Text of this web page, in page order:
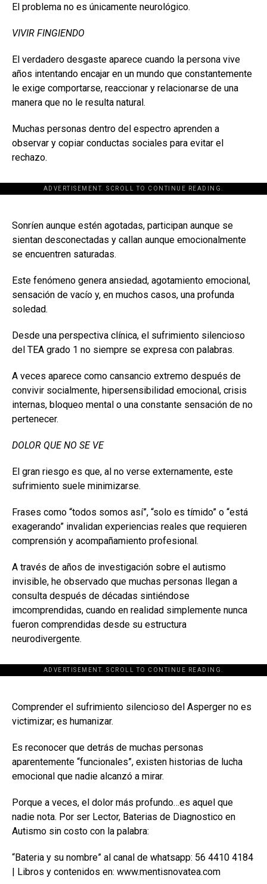
El problema no es únicamente neurológico.
VIVIR FINGIENDO
El verdadero desgaste aparece cuando la persona vive
años intentando encajar en un mundo que constantemente
le exige comportarse, reaccionar y relacionarse de una
manera que no le resulta natural.
Muchas personas dentro del espectro aprenden a
observar y copiar conductas sociales para evitar el
rechazo.
ADVERTISEMENT. SCROLL TO CONTINUE READING.
[adsforwp id="243463"]
Sonríen aunque estén agotadas, participan aunque se
sientan desconectadas y callan aunque emocionalmente
se encuentren saturadas.
Este fenómeno genera ansiedad, agotamiento emocional,
sensación de vacío y, en muchos casos, una profunda
soledad.
Desde una perspectiva clínica, el sufrimiento silencioso
del TEA grado 1 no siempre se expresa con palabras.
A veces aparece como cansancio extremo después de
convivir socialmente, hipersensibilidad emocional, crisis
internas, bloqueo mental o una constante sensación de no
pertenecer.
DOLOR QUE NO SE VE
El gran riesgo es que, al no verse externamente, este
sufrimiento suele minimizarse.
Frases como “todos somos así”, “solo es tímido” o “está
exagerando” invalidan experiencias reales que requieren
comprensión y acompañamiento profesional.
A través de años de investigación sobre el autismo
invisible, he observado que muchas personas llegan a
consulta después de décadas sintiéndose
imcomprendidas, cuando en realidad simplemente nunca
fueron comprendidas desde su estructura
neurodivergente.
ADVERTISEMENT. SCROLL TO CONTINUE READING.
[adsforwp id="243463"]
Comprender el sufrimiento silencioso del Asperger no es
victimizar; es humanizar.
Es reconocer que detrás de muchas personas
aparentemente “funcionales”, existen historias de lucha
emocional que nadie alcanzó a mirar.
Porque a veces, el dolor más profundo…es aquel que
nadie nota. Por ser Lector, Baterias de Diagnostico en
Autismo sin costo con la palabra:
“Bateria y su nombre” al canal de whatsapp: 56 4410 4184
| Libros y contenidos en: www.mentisnovatea.com